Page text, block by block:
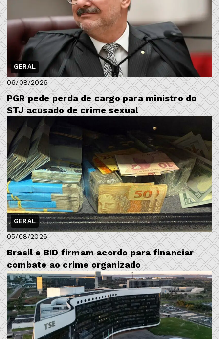
GERAL
06/08/2026
PGR pede perda de cargo para ministro do
STJ acusado de crime sexual
GERAL
05/08/2026
Brasil e BID firmam acordo para financiar
combate ao crime organizado